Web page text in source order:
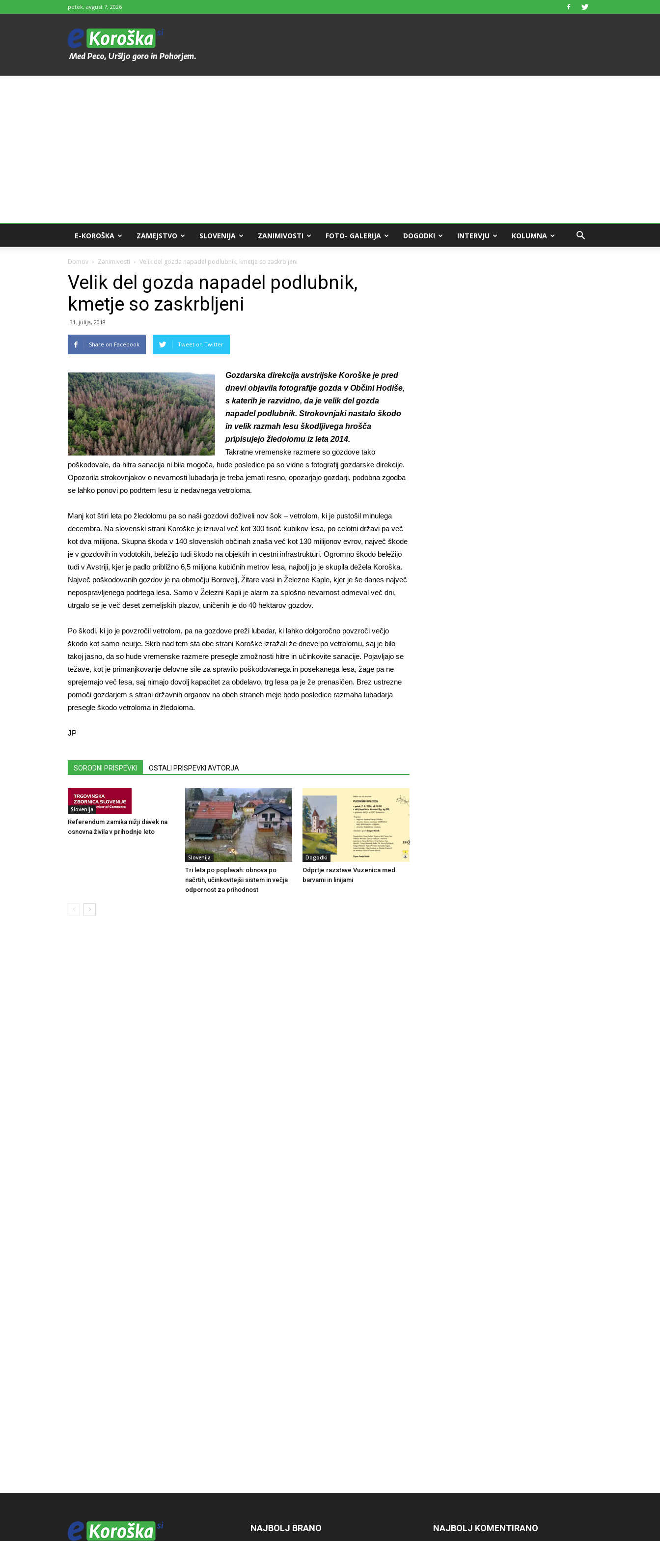
petek, avgust 7, 2026
e-
Koroška
E-KOROŠKA ZAMEJSTVO SLOVENIJA ZANIMIVOSTI FOTO- GALERIJA DOGODKI INTERVJU KOLUMNA
Domov Zanimivosti Velik del gozda napadel podlubnik, kmetje so zaskrbljeni
Velik del gozda napadel podlubnik,
kmetje so zaskrbljeni
31. julija, 2018
Share on Facebook Tweet on Twitter
Gozdarska direkcija avstrijske Koroške je pred
dnevi objavila fotografije gozda v Občini Hodiše,
s katerih je razvidno, da je velik del gozda
napadel podlubnik. Strokovnjaki nastalo škodo
in velik razmah lesu škodljivega hrošča
pripisujejo žledolomu iz leta 2014.
Takratne vremenske razmere so gozdove tako
poškodovale, da hitra sanacija ni bila mogoča, hude posledice pa so vidne s fotografij gozdarske direkcije.
Opozorila strokovnjakov o nevarnosti lubadarja je treba jemati resno, opozarjajo gozdarji, podobna zgodba
se lahko ponovi po podrtem lesu iz nedavnega vetroloma.
Manj kot štiri leta po žledolomu pa so naši gozdovi doživeli nov šok – vetrolom, ki je pustošil minulega
decembra. Na slovenski strani Koroške je izruval več kot 300 tisoč kubikov lesa, po celotni državi pa več
kot dva milijona. Skupna škoda v 140 slovenskih občinah znaša več kot 130 milijonov evrov, največ škode
je v gozdovih in vodotokih, beležijo tudi škodo na objektih in cestni infrastrukturi. Ogromno škodo beležijo
tudi v Avstriji, kjer je padlo približno 6,5 milijona kubičnih metrov lesa, najbolj jo je skupila dežela Koroška.
Največ poškodovanih gozdov je na območju Borovelj, Žitare vasi in Železne Kaple, kjer je še danes največ
nepospravljenega podrtega lesa. Samo v Železni Kapli je alarm za splošno nevarnost odmeval več dni,
utrgalo se je več deset zemeljskih plazov, uničenih je do 40 hektarov gozdov.
Po škodi, ki jo je povzročil vetrolom, pa na gozdove preži lubadar, ki lahko dolgoročno povzroči večjo
škodo kot samo neurje. Skrb nad tem sta obe strani Koroške izražali že dneve po vetrolomu, saj je bilo
takoj jasno, da so hude vremenske razmere presegle zmožnosti hitre in učinkovite sanacije. Pojavljajo se
težave, kot je primanjkovanje delovne sile za spravilo poškodovanega in posekanega lesa, žage pa ne
sprejemajo več lesa, saj nimajo dovolj kapacitet za obdelavo, trg lesa pa je že prenasičen. Brez ustrezne
pomoči gozdarjem s strani državnih organov na obeh straneh meje bodo posledice razmaha lubadarja
presegle škodo vetroloma in žledoloma.
JP
SORODNI PRISPEVKI OSTALI PRISPEVKI AVTORJA
Slovenija
Referendum zamika nižji davek na
osnovna živila v prihodnje leto
Slovenija
Tri leta po poplavah: obnova po
načrtih, učinkovitejši sistem in večja
odpornost za prihodnost
Dogodki
Odprtje razstave Vuzenica med
barvami in linijami
NAJBOLJ BRANO NAJBOLJ KOMENTIRANO